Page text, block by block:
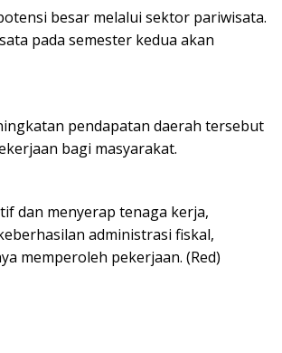
besar melalui sektor pariwisata.
pada semester kedua akan
pendapatan daerah tersebut
bagi masyarakat.
dan menyerap tenaga kerja,
administrasi fiskal,
memperoleh pekerjaan. (Red)